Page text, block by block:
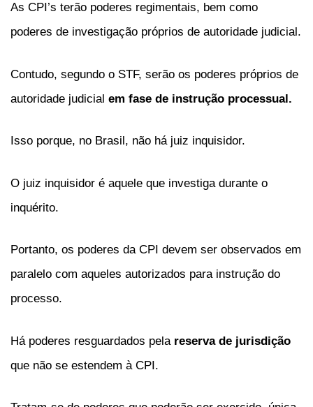
As CPI’s terão poderes regimentais, bem como
poderes de investigação próprios de autoridade judicial.
Contudo, segundo o STF, serão os poderes próprios de
autoridade judicial em fase de instrução processual.
Isso porque, no Brasil, não há juiz inquisidor.
O juiz inquisidor é aquele que investiga durante o
inquérito.
Portanto, os poderes da CPI devem ser observados em
paralelo com aqueles autorizados para instrução do
processo.
Há poderes resguardados pela reserva de jurisdição
que não se estendem à CPI.